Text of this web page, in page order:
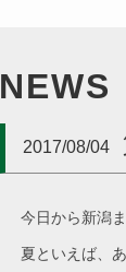
NEWS
2017/08/04
今日から新潟
夏といえば、